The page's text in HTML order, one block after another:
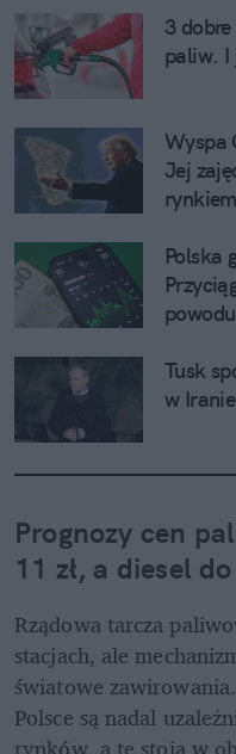
3
paliw. I
Wyspa
Jej
rynkiem
Polska
powodu
Tusk
w
Prognozy cen
11 zł, a diesel
Rządowa tarcza
stacjach, ale
światowe zawirowania.
Polsce są nadal